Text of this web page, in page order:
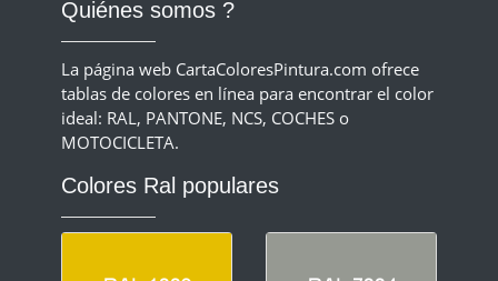
Quiénes somos ?
La página web CartaColoresPintura.com ofrece
tablas de colores en línea para encontrar el color
ideal: RAL, PANTONE, NCS, COCHES o
MOTOCICLETA.
Colores Ral populares